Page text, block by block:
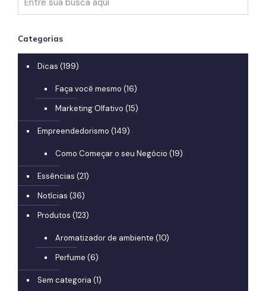
Categorias
Dicas (199)
Faça você mesmo (16)
Marketing Olfativo (15)
Empreendedorismo (149)
Como Começar o seu Negócio (19)
Essências (21)
Notícias (36)
Produtos (123)
Aromatizador de ambiente (10)
Perfume (6)
Sem categoria (1)